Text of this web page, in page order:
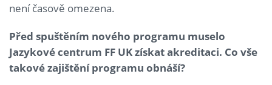
není časově omezena.
Před spuštěním nového programu muselo
Jazykové centrum FF UK získat akreditaci. Co vše
takové zajištění programu obnáší?